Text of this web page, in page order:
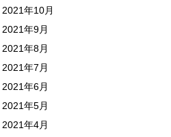
2021年10月
2021年9月
2021年8月
2021年7月
2021年6月
2021年5月
2021年4月